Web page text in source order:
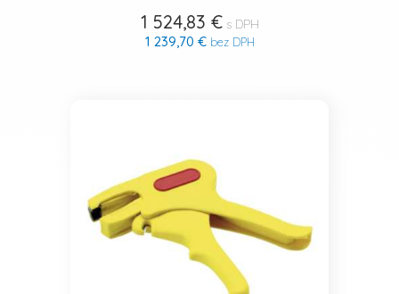
1 524,83 €s DPH
1 239,70 €bez DPH